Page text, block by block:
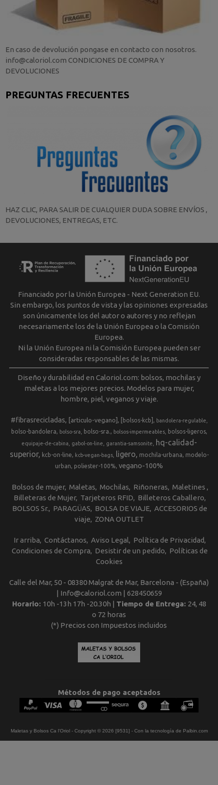
En caso de devolución pongase en contacto con nosotros.
info@caloriol.com CONDICIONES DE COMPRA Y
DEVOLUCIONES
PREGUNTAS FRECUENTES
HAZ CLIC, PARA SALIR DE CUALQUIER DUDA SOBRE ENVÍOS ,
DEVOLUCIONES, ENTREGAS, ETC.
Financiado por la Unión Europea - Next Generation EU.
Sin embargo, los puntos de vista y las opiniones expresadas
son únicamente los del autor o autores y no reflejan
necesariamente los de la Unión Europea o la Comisión
Europea.
Ni la Unión Europea ni la Comisión Europea pueden ser
consideradas responsables de las mismas.
Diseño y durabilidad en Caloriol.com: bolsos, mochilas y
maletas a los mejores precios. Modelos para mujer,
hombre, piel, veganos y viaje.
#fibrasrecicladas [articulo-vegano] [bolsos-kcb] bandolera-regulable
bolso-bandolera bolso-sra bolso-sra. bolsos-impermeables bolsos-ligeros
equipaje-de-cabina gabol-on-line garantia-samsonite
hq-calidad-
superior
kcb-on-line kcb-vegan-bags ligero mochila-urbana
modelo-
urban
poliester-100% vegano-100%
Bolsos de mujer Maletas Mochilas Riñoneras Maletines
Billeteras de Mujer Tarjeteros RFID
Billeteros Caballero
BOLSOS Sr.
PARAGÜAS BOLSA DE VIAJE ACCESORIOS de
viaje
ZONA OUTLET
Ir arriba Contáctanos Aviso Legal
Política de Privacidad
Condiciones de Compra
Desistir de un pedido
Políticas de
Cookies
Calle del Mar, 50 - 08380 Malgrat de Mar, Barcelona - (España)
| Info@caloriol.com | 628450659
Horario: 10h -13h 17h -20.30h | Tiempo de Entrega: 24, 48
o 72 horas
(*) Precios con Impuestos incluidos
Métodos de pago aceptados
Maletas y Bolsos Ca l'Oriol- Copyright © 2026 [9531] - Con la tecnología de Palbin.com